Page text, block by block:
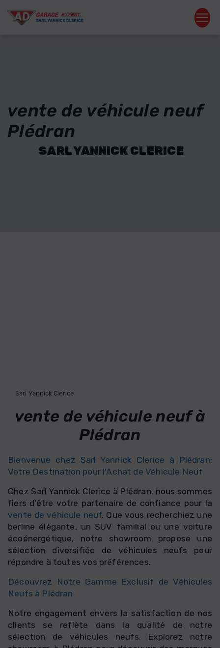
vente de véhicule neuf
Plédran
SARL YANNICK CLERICE
Sarl Yannick Clerice
vente de véhicule neuf à
Plédran
Bienvenue chez Sarl Yannick Clerice à Plédran:
Votre Destination pour l'Achat de Véhicule Neuf
Chez Sarl Yannick Clerice à Plédran, nous sommes
fiers d'être votre partenaire de confiance pour la
vente de véhicule neuf. Que vous recherchiez une
berline élégante, un SUV familial ou une voiture
écoénergétique, notre showroom propose une
sélection diversifiée de véhicules neufs pour
répondre à toutes vos préférences.
Découvrez Notre Gamme Exclusif de Véhicules
Neufs à Plédran
Notre engagement envers la satisfaction de nos
clients se reflète dans la qualité de notre
sélection de véhicules neufs. Explorez notre